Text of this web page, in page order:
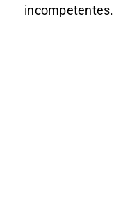
incompetentes.